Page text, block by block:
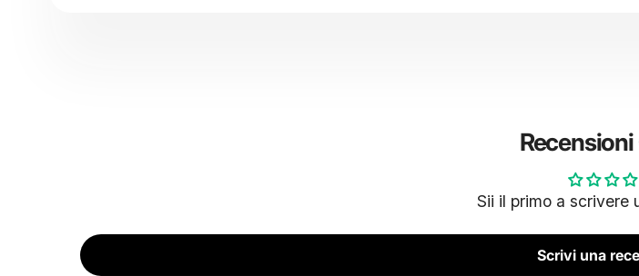
Sii il primo a scrivere
Scrivi una